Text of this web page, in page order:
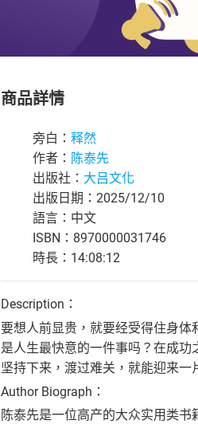
商品詳情
旁白： 释然
作者： 陈泰先
出版社： 大吕文化
出版日期：2025/12/10
語言：中文
ISBN：8970000031746
時長：14:08:12
Description：
要想人前显贵，就要经受得住身
是人生最快意的一件事吗？在成
坚持下来，渡过难关，就能迎来一
Author Biograph：
陈泰先是一位高产的大众实用类